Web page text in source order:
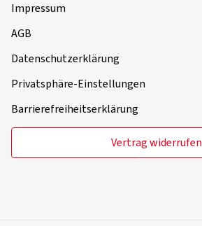
Impressum
AGB
Datenschutzerklärung
Privatsphäre-Einstellungen
Barrierefreiheitserklärung
Vertrag widerrufen